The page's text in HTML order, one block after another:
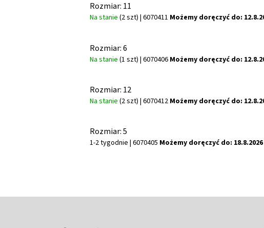
Rozmiar: 11
Na stanie (2 szt) | 6070411 Możemy doręczyć do:
Rozmiar: 6
Na stanie (1 szt) | 6070406 Możemy doręczyć do:
Rozmiar: 12
Na stanie (2 szt) | 6070412 Możemy doręczyć do:
Rozmiar: 5
1-2 tygodnie | 6070405 Możemy doręczyć do: 18.8.2026